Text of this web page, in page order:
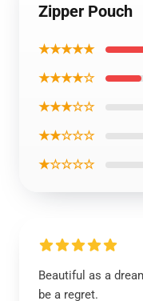
Zipper Pouch
★★★★★
★★★★☆
★★★☆☆
★★☆☆☆
★☆☆☆☆
Beautiful as a
be a regret.